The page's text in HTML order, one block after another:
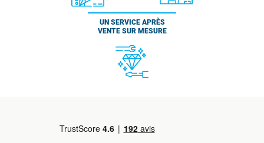
UN SERVICE APRÈS
VENTE SUR MESURE